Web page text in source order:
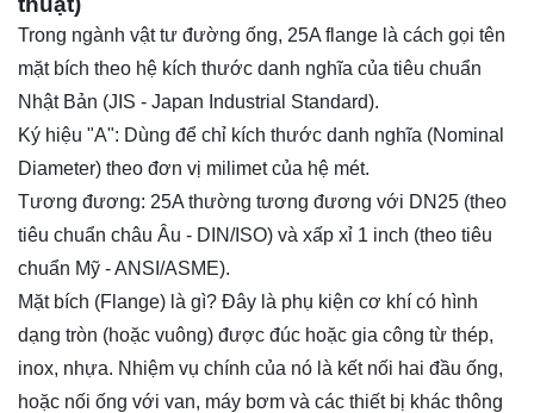
Trong ngành vật tư đường ống, 25A flange là cách gọi tên
mặt bích theo hệ kích thước danh nghĩa của tiêu chuẩn
Nhật Bản (JIS - Japan Industrial Standard).
Ký hiệu "A": Dùng để chỉ kích thước danh nghĩa (Nominal
Diameter) theo đơn vị milimet của hệ mét.
Tương đương: 25A thường tương đương với DN25 (theo
tiêu chuẩn châu Âu - DIN/ISO) và xấp xỉ 1 inch (theo tiêu
chuẩn Mỹ - ANSI/ASME).
Mặt bích (Flange) là gì? Đây là phụ kiện cơ khí có hình
dạng tròn (hoặc vuông) được đúc hoặc gia công từ thép,
inox, nhựa. Nhiệm vụ chính của nó là kết nối hai đầu ống,
hoặc nối ống với van, máy bơm và các thiết bị khác thông